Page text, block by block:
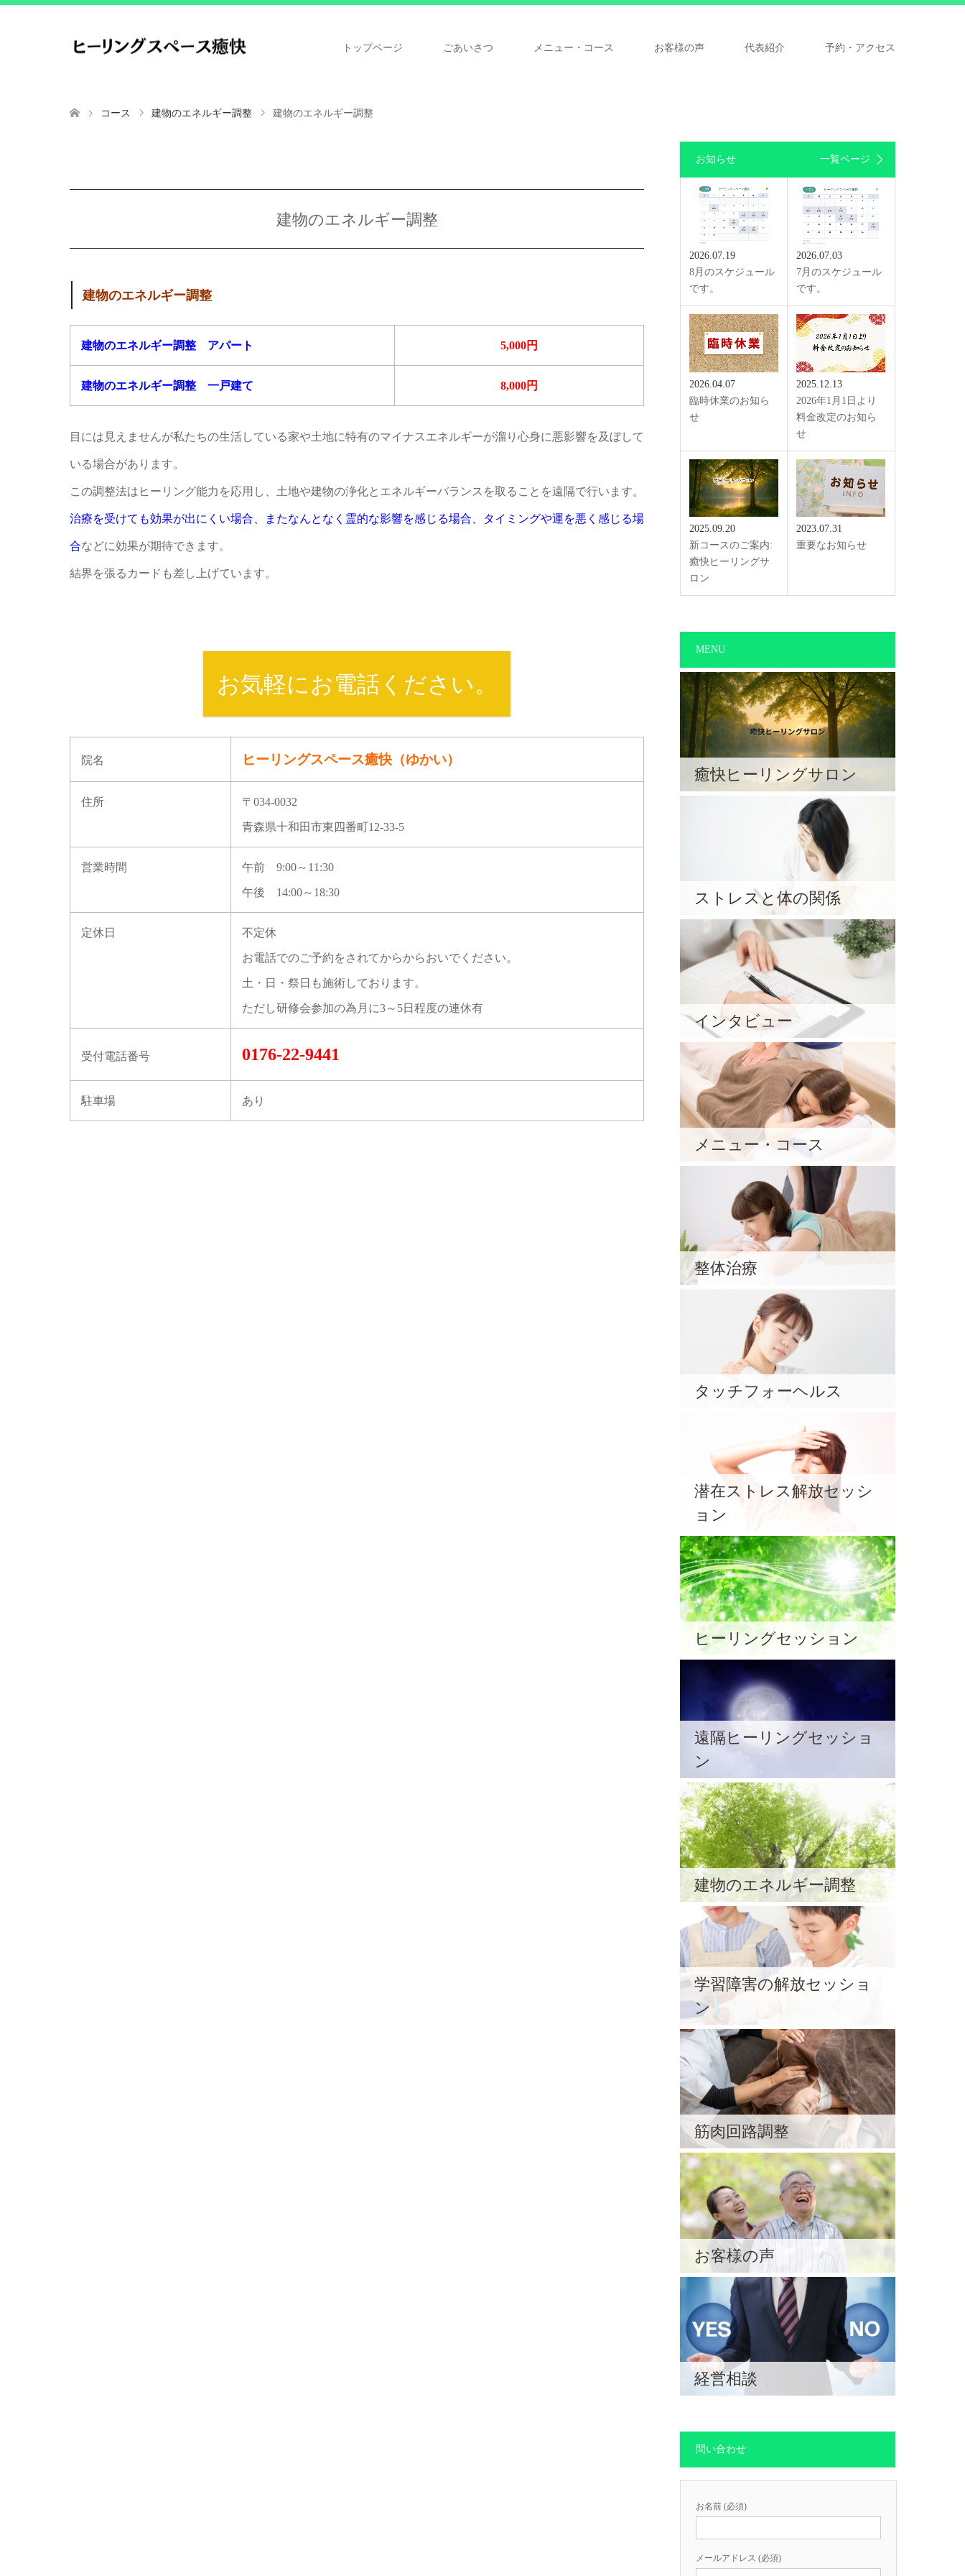
トップページ ごあいさつ メニュー・コース お客様の声 代表紹介 予約・アクセス
コース 建物のエネルギー調整 建物のエネルギー調整
建物のエネルギー調整
建物のエネルギー調整
建物のエネルギー調整 アパート 5,000円
建物のエネルギー調整 一戸建て 8,000円
目には見えませんが私たちの生活している家や土地に特有のマイナスエネルギーが溜り心身に悪影響を及ぼして
いる場合があります。
この調整法はヒーリング能力を応用し、土地や建物の浄化とエネルギーバランスを取ることを遠隔で行います。
治療を受けても効果が出にくい場合、またなんとなく霊的な影響を感じる場合、タイミングや運を悪く感じる場
合などに効果が期待できます。
結界を張るカードも差し上げています。
お気軽にお電話ください。
院名 ヒーリングスペース癒快（ゆかい）
住所 〒034-0032
青森県十和田市東四番町12-33-5
営業時間 午前 9:00～11:30
午後 14:00～18:30
定休日 不定休
お電話でのご予約をされてからからおいでください。
土・日・祭日も施術しております。
ただし研修会参加の為月に3～5日程度の連休有
受付電話番号 0176-22-9441
駐車場 あり
お知らせ 一覧ページ
2026.07.19
8月のスケジュール
です。
2026.07.03
7月のスケジュール
です。
2026.04.07
臨時休業のお知ら
せ
2025.12.13
2026年1月1日より
料金改定のお知ら
せ
2025.09.20
新コースのご案内:
癒快ヒーリングサ
ロン
2023.07.31
重要なお知らせ
MENU
癒快ヒーリングサロン
ストレスと体の関係
インタビュー
メニュー・コース
整体治療
タッチフォーヘルス
潜在ストレス解放セッシ
ョン
ヒーリングセッション
遠隔ヒーリングセッショ
ン
建物のエネルギー調整
学習障害の解放セッショ
ン
筋肉回路調整
お客様の声
経営相談
問い合わせ
お名前 (必須)
メールアドレス (必須)